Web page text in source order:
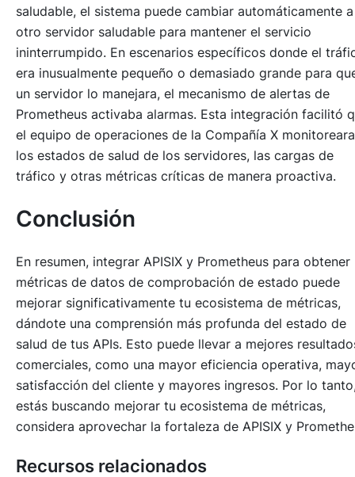
saludable, el sistema puede cambiar automáticamente a
otro servidor saludable para mantener el servicio
ininterrumpido. En escenarios específicos donde el
era inusualmente pequeño o demasiado grande para
un servidor lo manejara, el mecanismo de alertas de
Prometheus activaba alarmas. Esta integración facilitó
el equipo de operaciones de la Compañía X monitoreara
los estados de salud de los servidores, las cargas de
tráfico y otras métricas críticas de manera proactiva.
Conclusión
En resumen, integrar APISIX y Prometheus para obtener
métricas de datos de comprobación de estado puede
mejorar significativamente tu ecosistema de métricas,
dándote una comprensión más profunda del estado de
salud de tus APIs. Esto puede llevar a mejores
comerciales, como una mayor eficiencia operativa,
satisfacción del cliente y mayores ingresos. Por lo
estás buscando mejorar tu ecosistema de métricas,
considera aprovechar la fortaleza de APISIX y
Recursos relacionados